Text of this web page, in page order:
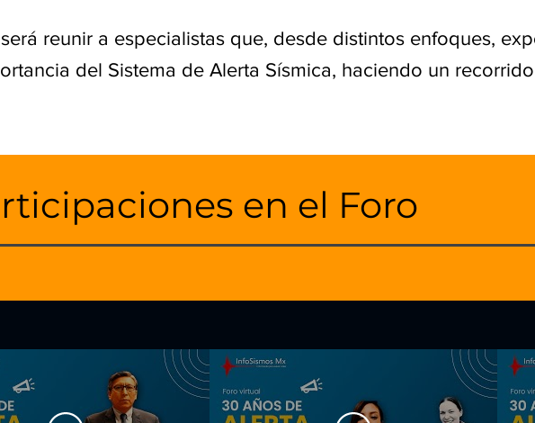
reunir a especialistas que, desde distintos enfoques,
del Sistema de Alerta Sísmica, haciendo un
en el Foro